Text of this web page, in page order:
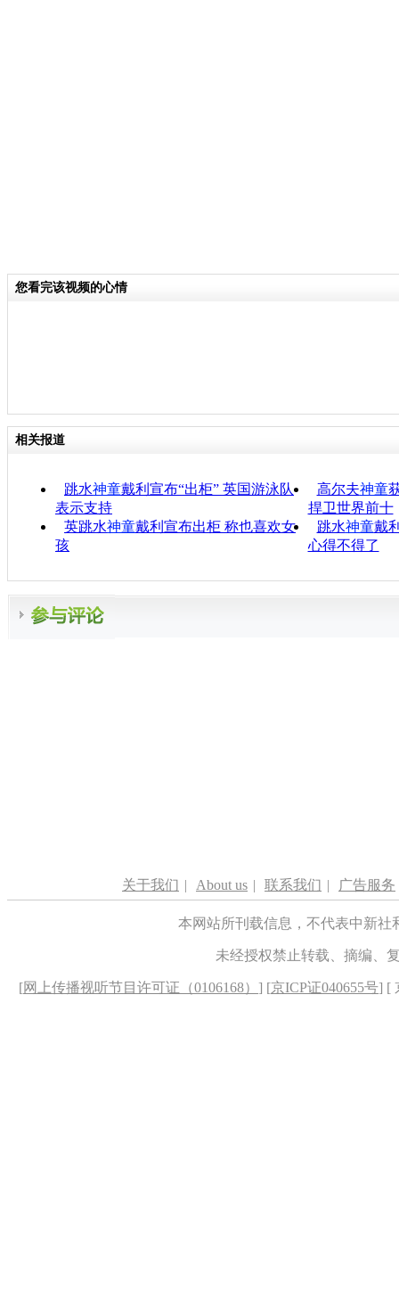
您看完该视频的心情
相关报道
跳水神童戴利宣布“出柜” 英国游泳队
表示支持
高尔夫神童
捍卫世界前十
英跳水神童戴利宣布出柜 称也喜欢女
孩
跳水神童戴
心得不得了
关于我们 | About us | 联系我们 | 广告服务
本网站所刊载信息，不代表中新
未经授权禁止转载、摘编、
[网上传播视听节目许可证（0106168） ] [京ICP证040655号] [